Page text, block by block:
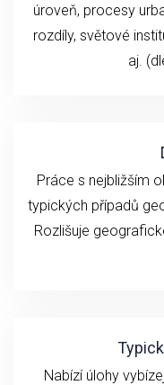
úroveň, procesy
rozdíly, světové
aj.
Práce s nejbližším
typických případů
Rozlišuje
Nabízí úlohy